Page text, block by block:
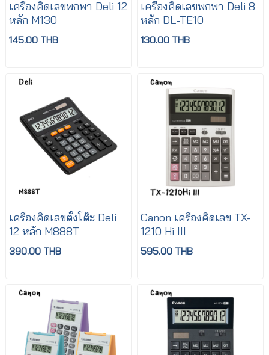
เครื่องคิดเลขพกพา Deli 12
หลัก M130
145.00 THB
เครื่องคิดเลขพกพา Deli 8
หลัก DL-TE10
130.00 THB
เครื่องคิดเลขตั้งโต๊ะ Deli
12 หลัก M888T
390.00 THB
Canon เครื่องคิดเลข TX-
1210 Hi III
595.00 THB